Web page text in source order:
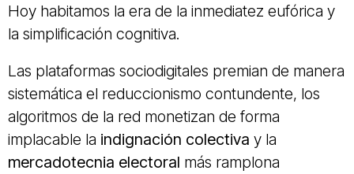
Hoy habitamos la era de la inmediatez eufórica y
la simplificación cognitiva.
Las plataformas sociodigitales premian de manera
sistemática el reduccionismo contundente, los
algoritmos de la red monetizan de forma
implacable la indignación colectiva y la
mercadotecnia electoral más ramplona